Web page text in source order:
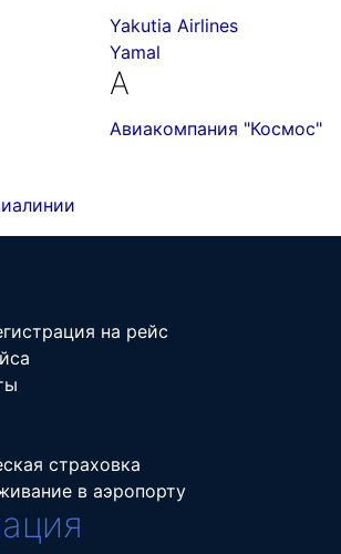
Yakutia Airlines
Yamal
А
Авиакомпания "Космос"
на рейс
страховка
в аэропорту